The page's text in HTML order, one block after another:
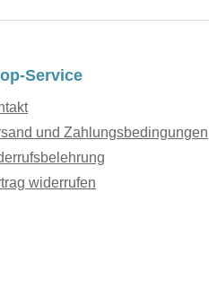
Service
und Zahlungsbedingungen
widerrufen